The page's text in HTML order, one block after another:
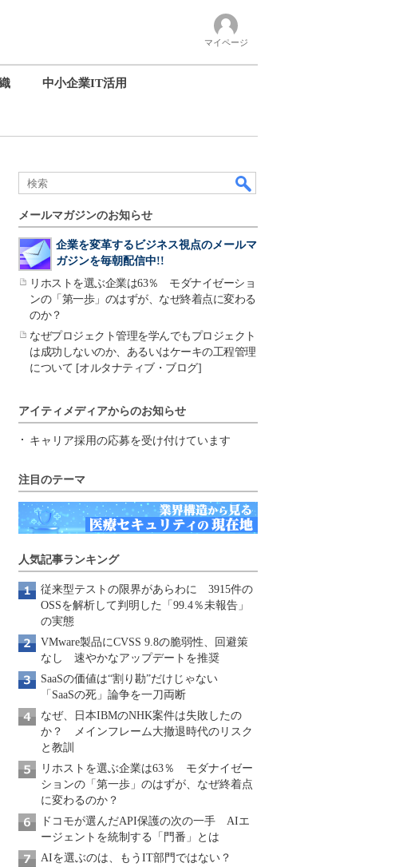
マイページ
中小企業IT活用
メールマガジンのお知らせ
企業を変革するビジネス視点のメールマ
ガジンを毎朝配信中!!
リホストを選ぶ企業は63％ モダナイゼーショ
ンの「第一歩」のはずが、なぜ終着点に変わる
のか？
なぜプロジェクト管理を学んでもプロジェクト
は成功しないのか、あるいはケーキの工程管理
について [オルタナティブ・ブログ]
アイティメディアからのお知らせ
キャリア採用の応募を受け付けています
注目のテーマ
人気記事ランキング
従来型テストの限界があらわに 3915件の
OSSを解析して判明した「99.4％未報告」
の実態
VMware製品にCVSS 9.8の脆弱性、回避策
なし 速やかなアップデートを推奨
SaaSの価値は“割り勘”だけじゃない
「SaaSの死」論争を一刀両断
なぜ、日本IBMのNHK案件は失敗したの
か？ メインフレーム大撤退時代のリスク
と教訓
リホストを選ぶ企業は63％ モダナイゼー
ションの「第一歩」のはずが、なぜ終着点
に変わるのか？
ドコモが選んだAPI保護の次の一手 AIエ
ージェントを統制する「門番」とは
AIを選ぶのは、もうIT部門ではない？